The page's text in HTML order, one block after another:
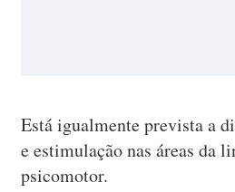
Está igualmente prevista a
e estimulação nas áreas da
psicomotor.